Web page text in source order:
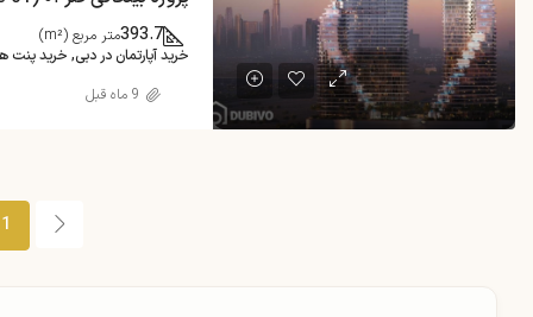
393.7متر مربع (m²)
خرید آپارتمان در دبی, خرید
9 ماه قبل
1